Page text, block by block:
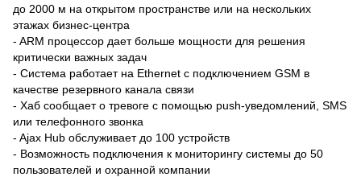
до 2000 м на открытом пространстве или на нескольких
этажах бизнес-центра
- ARM процессор дает больше мощности для решения
критически важных задач
- Система работает на Ethernet c подключением GSM в
качестве резервного канала связи
- Хаб сообщает о тревоге с помощью push-уведомлений, SMS
или телефонного звонка
- Ajax Hub обслуживает до 100 устройств
- Возможность подключения к мониторингу системы до 50
пользователей и охранной компании